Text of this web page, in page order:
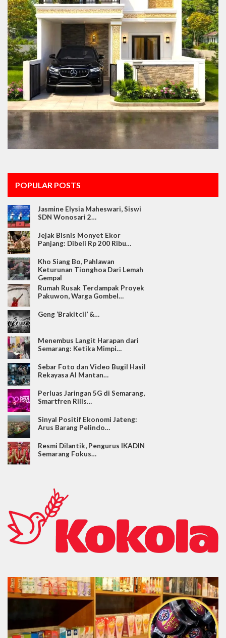
POPULAR POSTS
Jasmine Elysia Maheswari, Siswi
SDN Wonosari 2…
Jejak Bisnis Monyet Ekor
Panjang: Dibeli Rp 200 Ribu…
Kho Siang Bo, Pahlawan
Keturunan Tionghoa Dari Lemah
Gempal
Rumah Rusak Terdampak Proyek
Pakuwon, Warga Gombel…
Geng ‘Brakitcil’ &…
Menembus Langit Harapan dari
Semarang: Ketika Mimpi…
Sebar Foto dan Video Bugil Hasil
Rekayasa AI Mantan…
Perluas Jaringan 5G di Semarang,
Smartfren Rilis…
Sinyal Positif Ekonomi Jateng:
Arus Barang Pelindo…
Resmi Dilantik, Pengurus IKADIN
Semarang Fokus…